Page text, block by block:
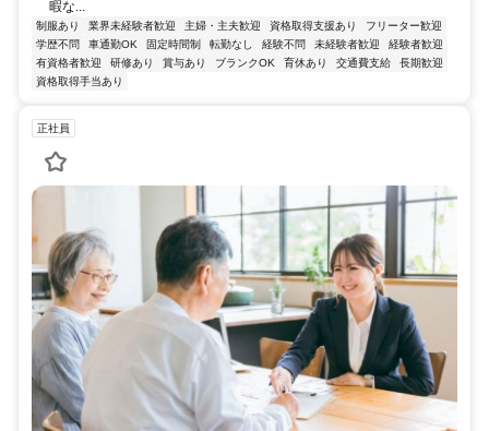
暇な...
制服あり 業界未経験者歓迎 主婦・主夫歓迎 資格取得支援あり
フリーター歓迎
学歴不問
車通勤OK 固定時間制 転勤なし 経験不問 未経験者歓迎
経験者歓迎
有資格者歓迎
研修あり 賞与あり ブランクOK 育休あり 交通費支給
長期歓迎
資格取得手当あり
正社員